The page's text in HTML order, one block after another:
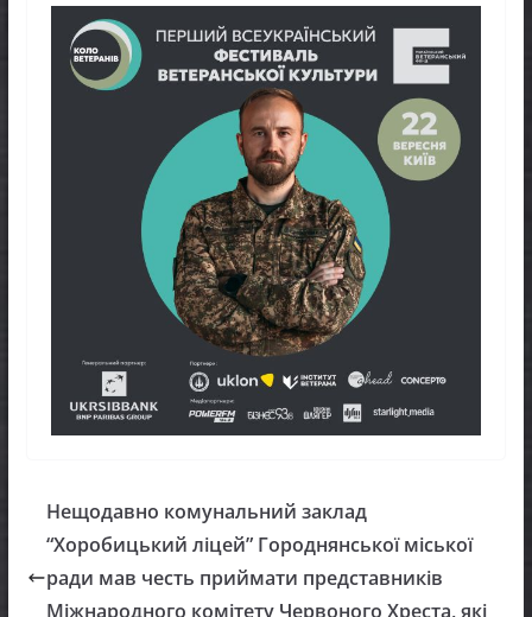
Нещодавно комунальний заклад
“Хоробицький ліцей” Городнянської міської
ради мав честь приймати представників
Міжнародного комітету Червоного Хреста, які